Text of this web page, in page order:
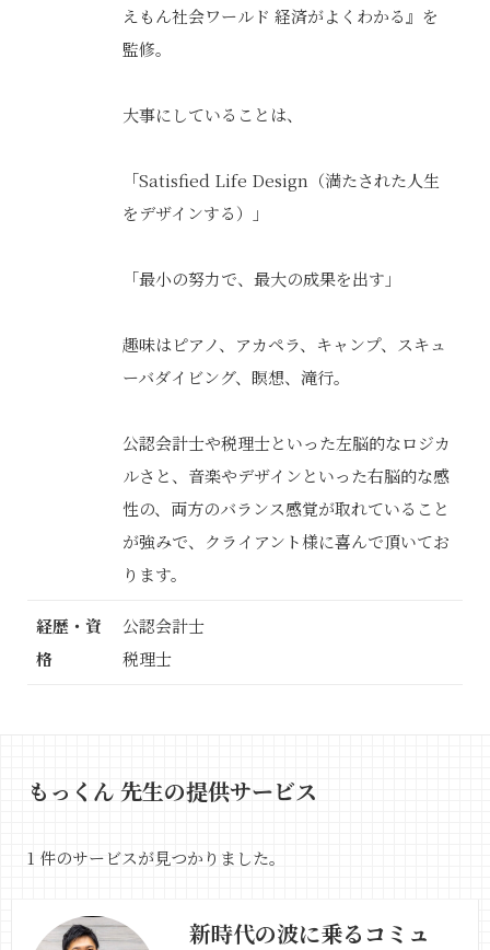
えもん社会ワールド 経済がよくわかる』を
監修。
大事にしていることは、
「Satisfied Life Design（満たされた人生
をデザインする）」
「最小の努力で、最大の成果を出す」
趣味はピアノ、アカペラ、キャンプ、スキュ
ーバダイビング、瞑想、滝行。
公認会計士や税理士といった左脳的なロジカ
ルさと、音楽やデザインといった右脳的な感
性の、両方のバランス感覚が取れていること
が強みで、クライアント様に喜んで頂いてお
ります。
経歴・資
格
公認会計士
税理士
もっくん 先生の提供サービス
1 件のサービスが見つかりました。
新時代の波に乗るコミュ